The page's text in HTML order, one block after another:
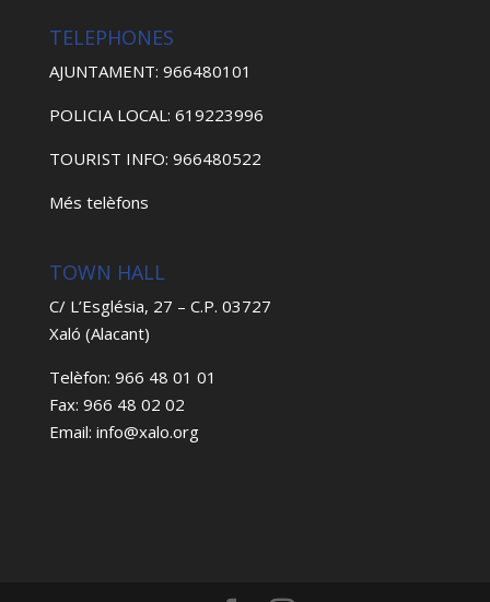
TELEPHONES
AJUNTAMENT: 966480101
POLICIA LOCAL: 619223996
TOURIST INFO: 966480522
Més telèfons
TOWN HALL
C/ L’Església, 27 – C.P. 03727
Xaló (Alacant)
Telèfon: 966 48 01 01
Fax: 966 48 02 02
Email: info@xalo.org